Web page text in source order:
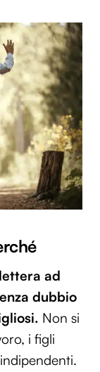
ad
dubbio
Non si
i figli